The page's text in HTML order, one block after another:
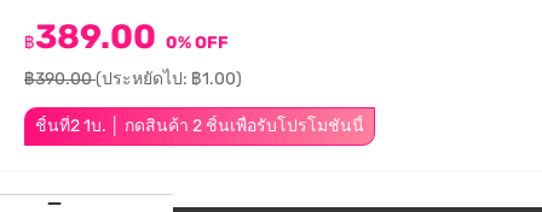
ชิ้นที่2 1บ. │ กดสินค้า 2 ชิ้นเพื่อรับโปรโมชันนี้
฿389.00 0% OFF
฿390.00(ประหยัดไป: ฿1.00)